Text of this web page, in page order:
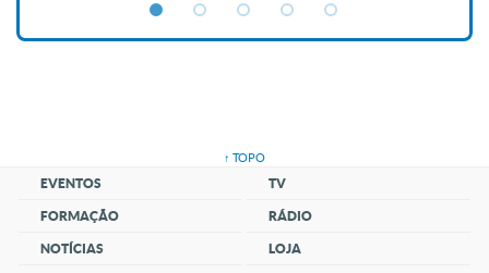
↑ TOPO
EVENTOS
FORMAÇÃO
NOTÍCIAS
TV
RÁDIO
LOJA